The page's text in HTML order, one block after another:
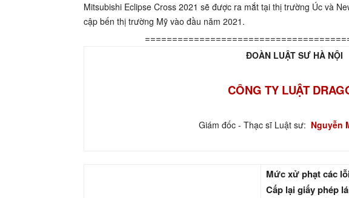
Mitsubishi Eclipse Cross 2021 sẽ được ra mắt tại thị trường Úc và
cập bến thị trường Mỹ vào đầu năm 2021.
ĐOÀN LUẬT SƯ HÀ NỘI
CÔNG TY LUẬT
Giám đốc - Thạc sĩ Luật sư: Nguyễn
Mức xử phạt các
Cấp lại giấy phép